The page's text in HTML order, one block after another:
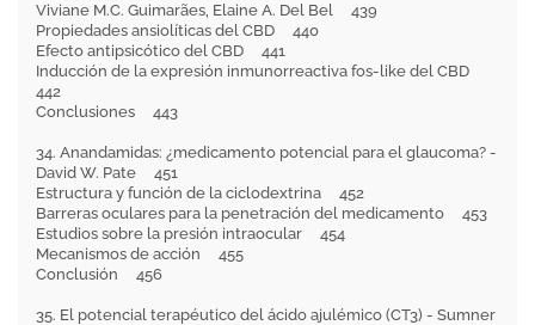
Viviane M.C. Guimarães, Elaine A. Del Bel 439
Propiedades ansiolíticas del CBD 440
Efecto antipsicótico del CBD 441
Inducción de la expresión inmunorreactiva fos-like del CBD
442
Conclusiones 443
34. Anandamidas: ¿medicamento potencial para el glaucoma? -
David W. Pate 451
Estructura y función de la ciclodextrina 452
Barreras oculares para la penetración del medicamento 453
Estudios sobre la presión intraocular 454
Mecanismos de acción 455
Conclusión 456
35. El potencial terapéutico del ácido ajulémico (CT3) - Sumner